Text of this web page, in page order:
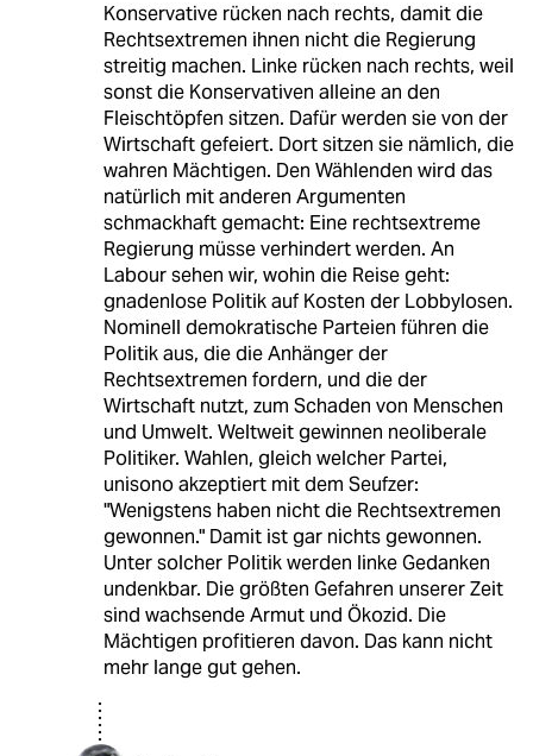
Konservative rücken nach rechts, damit die
Rechtsextremen ihnen nicht die Regierung
streitig machen. Linke rücken nach rechts, weil
sonst die Konservativen alleine an den
Fleischtöpfen sitzen. Dafür werden sie von der
Wirtschaft gefeiert. Dort sitzen sie nämlich, die
wahren Mächtigen. Den Wählenden wird das
natürlich mit anderen Argumenten
schmackhaft gemacht: Eine rechtsextreme
Regierung müsse verhindert werden. An
Labour sehen wir, wohin die Reise geht:
gnadenlose Politik auf Kosten der Lobbylosen.
Nominell demokratische Parteien führen die
Politik aus, die die Anhänger der
Rechtsextremen fordern, und die der
Wirtschaft nutzt, zum Schaden von Menschen
und Umwelt. Weltweit gewinnen neoliberale
Politiker. Wahlen, gleich welcher Partei,
unisono akzeptiert mit dem Seufzer:
"Wenigstens haben nicht die Rechtsextremen
gewonnen." Damit ist gar nichts gewonnen.
Unter solcher Politik werden linke Gedanken
undenkbar. Die größten Gefahren unserer Zeit
sind wachsende Armut und Ökozid. Die
Mächtigen profitieren davon. Das kann nicht
mehr lange gut gehen.